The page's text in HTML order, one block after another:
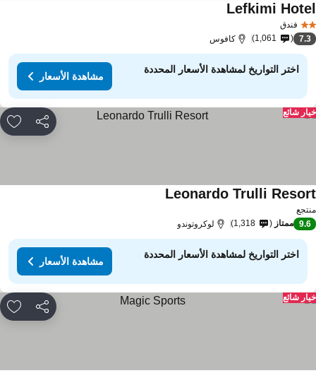
فندق
Lefkimi
7.3
1,061 كافوس
اختر التواريخ لمشاهدة الأسعار المحددة
مشاهدة الأسعار
مشاركة
شائع
Leonardo Trulli
9.6 ممتاز 1,318 لوكروتوندو
اختر التواريخ لمشاهدة الأسعار المحددة
مشاهدة الأسعار
مشاركة
شائع